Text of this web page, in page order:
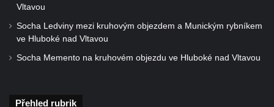
Prysku
Písková vyhlídka
Vyhlídka Pustý zámek
Vltavou
Socha Ledviny mezi kruhovým objezdem a Munickým rybníkem
ve Hluboké nad Vltavou
Socha Memento na kruhovém objezdu ve Hluboké nad Vltavou
Přehled rubrik